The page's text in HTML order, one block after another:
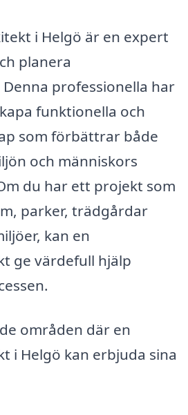
i Helgö är en expert
planera
professionella har
funktionella och
som förbättrar både
och människors
du har ett projekt som
parker, trädgårdar
kan en
ge värdefull hjälp
områden där en
i Helgö kan erbjuda sina